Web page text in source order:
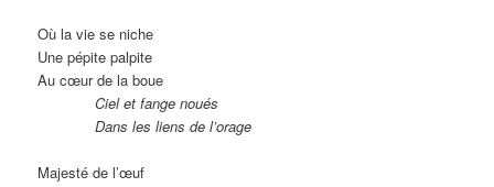
Où la vie se niche
Une pépite palpite
Au cœur de la boue
Ciel et fange noués
Dans les liens de l’orage
Majesté de l’œuf